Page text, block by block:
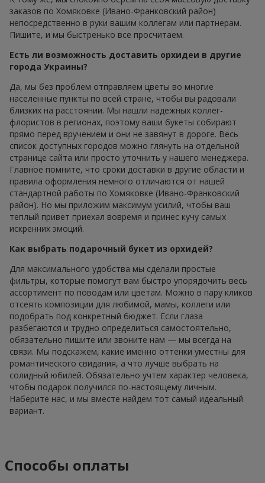
заказов по Хомяковке (Ивано-Франковский район)
непосредственно в руки вашим коллегам или партнерам.
Пишите, и мы быстренько все просчитаем.
Есть ли возможность доставить орхидеи в другие
города Украины?
Да, мы без проблем отправляем цветы во многие
населенные пункты по всей стране, чтобы вы радовали
близких на расстоянии. Мы нашли надежных коллег-
флористов в регионах, поэтому ваши букеты собирают
прямо перед вручением и они не завянут в дороге. Весь
список доступных городов можно глянуть на отдельной
странице сайта или просто уточнить у нашего менеджера.
Главное помните, что сроки доставки в другие области и
правила оформления немного отличаются от нашей
стандартной работы по Хомяковке (Ивано-Франковский
район). Но мы приложим максимум усилий, чтобы ваш
теплый привет приехал вовремя и принес кучу самых
искренних эмоций.
Как выбрать подарочный букет из орхидей?
Для максимального удобства мы сделали простые
фильтры, которые помогут вам быстро упорядочить весь
ассортимент по поводам или цветам. Можно в пару кликов
отсеять композиции для любимой, мамы, коллеги или
подобрать под конкретный бюджет. Если глаза
разбегаются и трудно определиться самостоятельно,
обязательно пишите или звоните нам — мы всегда на
связи. Мы подскажем, какие именно оттенки уместны для
романтического свидания, а что лучше выбрать на
солидный юбилей. Обязательно учтем характер человека,
чтобы подарок получился по-настоящему личным.
Наберите нас, и мы вместе найдем тот самый идеальный
вариант.
Способы оплаты